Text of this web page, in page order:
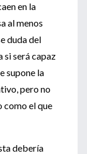
en la
al menos
duda del
si será capaz
supone la
pero no
como el que
debería